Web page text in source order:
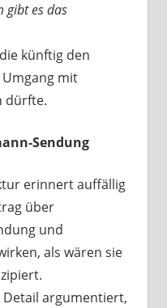
gibt es das
künftig den
mit
dürfte.
erinnert auffällig
über
und
als wären sie
argumentiert,